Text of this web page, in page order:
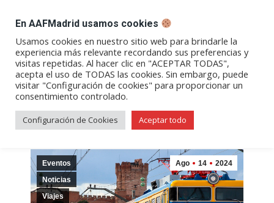
Abrir
enlace
en
una
ventana/pestaña
Abrir
enlace
en
una
ventana/pestaña
Abrir
enlace
en
una
ventana/pestaña
Abrir
enlace
en
una
Abrir
enlace
en
una
Categoría:Viajes
Ago 14 2024
Eventos
Noticias
Viajes
En AAFMadrid usamos cookies
Usamos cookies en nuestro sitio web para brindarle la
experiencia más relevante recordando sus preferencias y
visitas repetidas. Al hacer clic en "ACEPTAR TODAS",
acepta el uso de TODAS las cookies. Sin embargo, puede
visitar "Configuración de cookies" para proporcionar un
consentimiento controlado.
Configuración de Cookies Aceptar todo